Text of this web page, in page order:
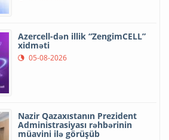
Azercell-dən illik “ZengimCELL”
xidməti
05-08-2026
Nazir Qazaxıstanın Prezident
Administrasiyası rəhbərinin
müavini ilə görüşüb